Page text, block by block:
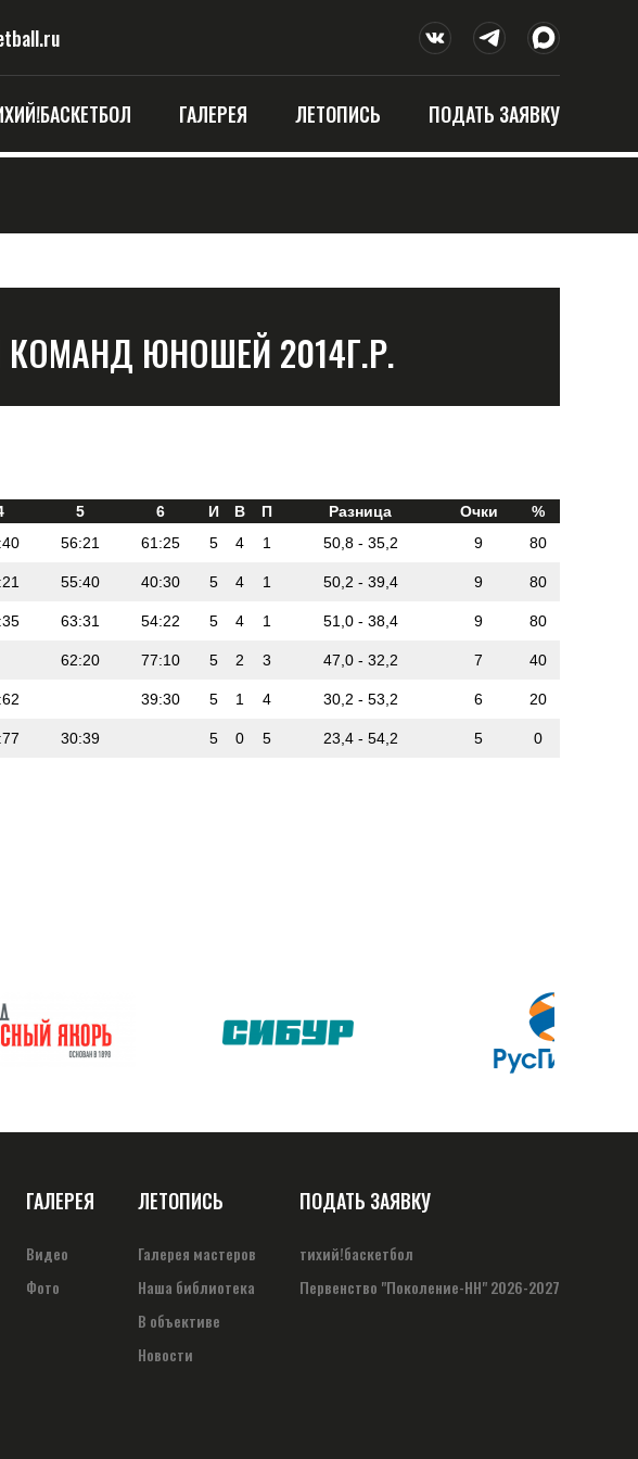
ГАЛЕРЕЯ ЛЕТОПИСЬ ПОДАТЬ ЗАЯВКУ
ЮНОШЕЙ 2014Г.Р.
5 6 И В П Разница Очки
%
56:21 61:25 5 4 1 50,8 - 35,2 9 80
55:40 40:30 5 4 1 50,2 - 39,4 9 80
63:31 54:22 5 4 1 51,0 - 38,4 9 80
62:20 77:10 5 2 3 47,0 - 32,2 7 40
39:30 5 1 4 30,2 - 53,2 6 20
30:39 5 0 5 23,4 - 54,2 5 0
ГАЛЕРЕЯ
Видео
Фото
ЛЕТОПИСЬ
Галерея мастеров
Наша библиотека
В объективе
Новости
ПОДАТЬ ЗАЯВКУ
тихий!баскетбол
Первенство "Поколение-НН" 2026-2027